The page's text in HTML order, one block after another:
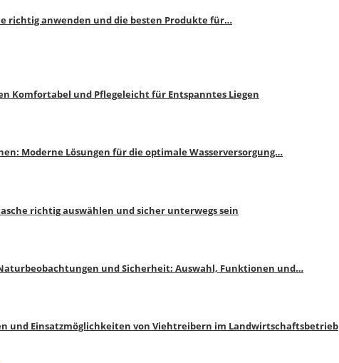
richtig anwenden und die besten Produkte für…
Komfortabel und Pflegeleicht für Entspanntes Liegen
Moderne Lösungen für die optimale Wasserversorgung…
richtig auswählen und sicher unterwegs sein
und Sicherheit: Auswahl, Funktionen und…
und Einsatzmöglichkeiten von Viehtreibern im Landwirtschaftsbetrieb